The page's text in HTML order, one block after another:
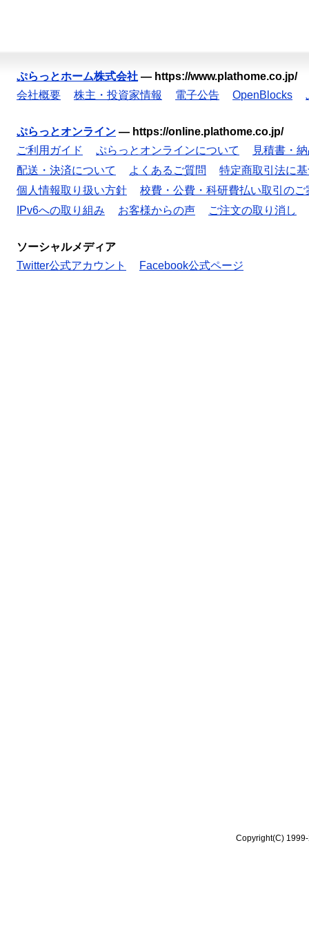
ぷらっとホーム株式会社 — https://www.plathome.co.jp/
会社概要
株主・投資家情報 電子公告 OpenBlocks
ぷらっとオンライン — https://online.plathome.co.jp/
ご利用ガイド
ぷらっとオンラインについて
見積書・
配送・決済について
よくあるご質問
特定商取引法に
個人情報取り扱い方針
校費・公費・科研費払い取引のご
IPv6への取り組み
お客様からの声 ご注文の取り消し
ソーシャルメディア
Twitter公式アカウント
Facebook公式ページ
Copyright(C)